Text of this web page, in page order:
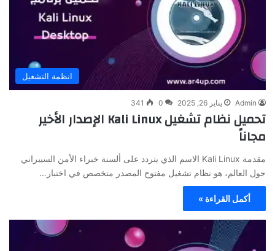
انظمة التشغيل
Admin يناير 26, 2025 0
341
تحميل نظام تشغيل Kali Linux الإصدار الأخير
مجاناً
مقدمة Kali Linux الاسم الذي يتردد على ألسنة خبراء الأمن السيبراني
حول العالم، هو نظام تشغيل مفتوح المصدر متخصص في اختبار…
أكمل القراءة »